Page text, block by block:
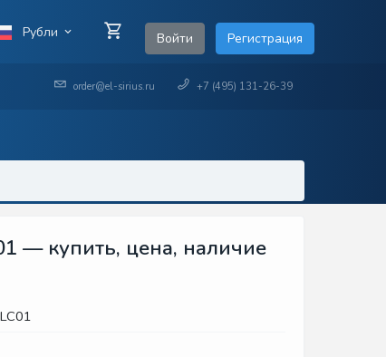
Рубли Войти Регистрация
order@el-sirius.ru +7 (495) 131-26-39
— купить, цена, наличие